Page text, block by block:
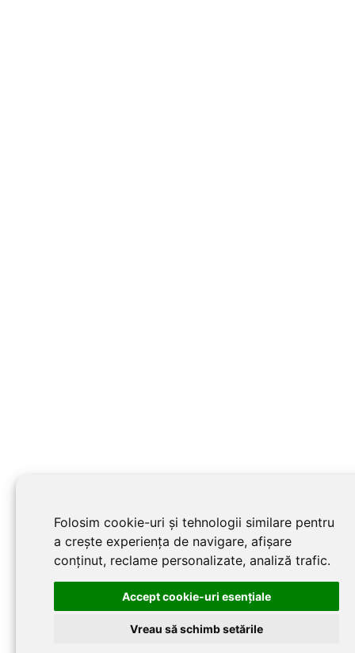
Folosim cookie-uri și tehnologii similare pentru
a crește experiența de navigare, afișare
conținut, reclame personalizate, analiză trafic.
Accept cookie-uri esenţiale
Vreau să schimb setările